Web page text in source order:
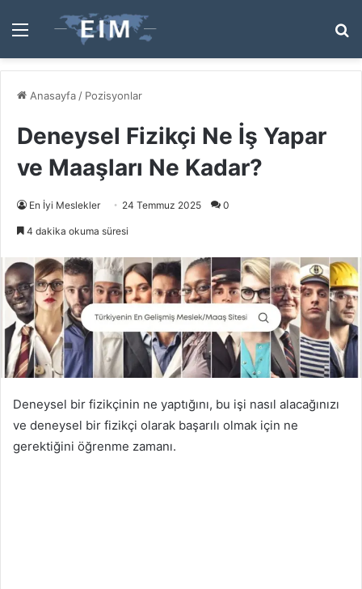
Menü
...
Anasayfa / Pozisyonlar
Deneysel Fizikçi Ne İş Yapar
ve Maaşları Ne Kadar?
En İyi Meslekler 24 Temmuz 2025 0
4 dakika okuma süresi
Deneysel bir fizikçinin ne yaptığını, bu işi nasıl alacağınızı
ve deneysel bir fizikçi olarak başarılı olmak için ne
gerektiğini öğrenme zamanı.